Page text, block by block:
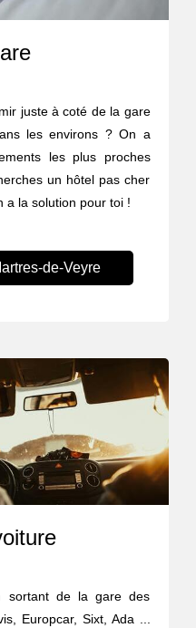
juste à coté de la gare
les environs ? On a
les plus proches
un hôtel pas cher
a la solution pour toi !
de-Veyre
sortant de la gare des
Europcar, Sixt, Ada ...